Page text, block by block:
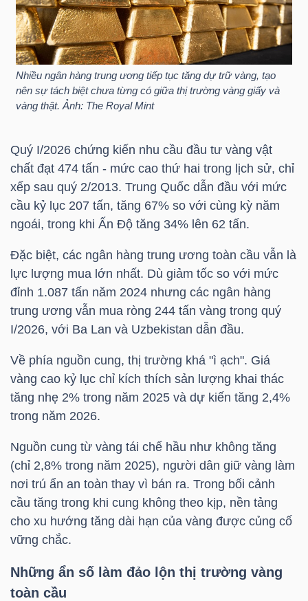
Nhiều ngân hàng trung ương tiếp tục tăng dự trữ vàng, tạo
nên sự tách biệt chưa từng có giữa thị trường vàng giấy và
vàng thật. Ảnh: The Royal Mint
Quý I/2026 chứng kiến nhu cầu đầu tư vàng vật
chất đạt 474 tấn - mức cao thứ hai trong lịch sử, chỉ
xếp sau quý 2/2013. Trung Quốc dẫn đầu với mức
cầu kỷ lục 207 tấn, tăng 67% so với cùng kỳ năm
ngoái, trong khi Ấn Độ tăng 34% lên 62 tấn.
Đặc biệt, các ngân hàng trung ương toàn cầu vẫn là
lực lượng mua lớn nhất. Dù giảm tốc so với mức
đỉnh 1.087 tấn năm 2024 nhưng các ngân hàng
trung ương vẫn mua ròng 244 tấn vàng trong quý
I/2026, với Ba Lan và Uzbekistan dẫn đầu.
Về phía nguồn cung, thị trường khá "ì ạch". Giá
vàng cao kỷ lục chỉ kích thích sản lượng khai thác
tăng nhẹ 2% trong năm 2025 và dự kiến tăng 2,4%
trong năm 2026.
Nguồn cung từ vàng tái chế hầu như không tăng
(chỉ 2,8% trong năm 2025), người dân giữ vàng làm
nơi trú ẩn an toàn thay vì bán ra. Trong bối cảnh
cầu tăng trong khi cung không theo kịp, nền tảng
cho xu hướng tăng dài hạn của vàng được củng cố
vững chắc.
Những ẩn số làm đảo lộn thị trường vàng
toàn cầu
ĐÔNG
DƯƠNG
TÀI
CHÍNH
NHÂN
PHÂN
TÍCH
VIETSTOCKFINANCE
VĨ
NGÀNH
DOANH
NGHIỆP
PHIẾU